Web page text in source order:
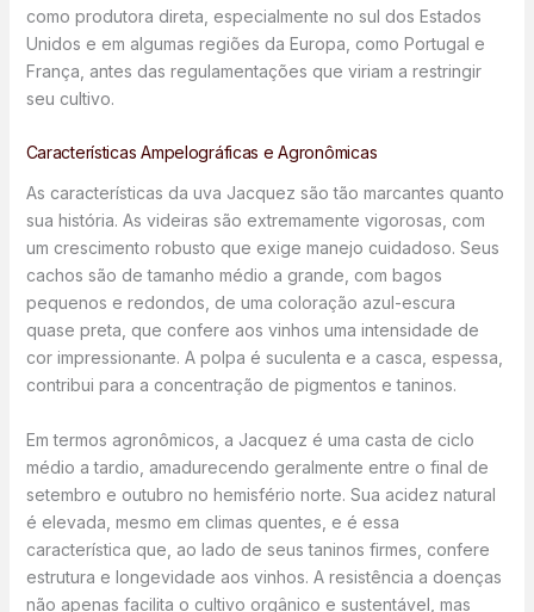
como produtora direta, especialmente no sul dos Estados
Unidos e em algumas regiões da Europa, como Portugal e
França, antes das regulamentações que viriam a restringir
seu cultivo.
Características Ampelográficas e Agronômicas
As características da uva Jacquez são tão marcantes quanto
sua história. As videiras são extremamente vigorosas, com
um crescimento robusto que exige manejo cuidadoso. Seus
cachos são de tamanho médio a grande, com bagos
pequenos e redondos, de uma coloração azul-escura
quase preta, que confere aos vinhos uma intensidade de
cor impressionante. A polpa é suculenta e a casca, espessa,
contribui para a concentração de pigmentos e taninos.
Em termos agronômicos, a Jacquez é uma casta de ciclo
médio a tardio, amadurecendo geralmente entre o final de
setembro e outubro no hemisfério norte. Sua acidez natural
é elevada, mesmo em climas quentes, e é essa
característica que, ao lado de seus taninos firmes, confere
estrutura e longevidade aos vinhos. A resistência a doenças
não apenas facilita o cultivo orgânico e sustentável, mas